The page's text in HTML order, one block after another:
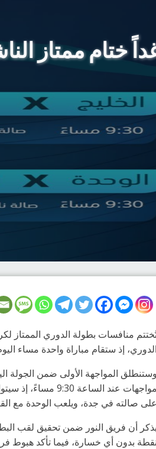
الناشئين بـ 5 مواجهات .. الخليج يواجه
الدوري، إذ ستقام مباراة واحدة مساء اليوم الأربعاء 6 أبريل 2022م، وستستكمل باقي
مواجهات عند
على صالته في جدة، ويلعب الوحدة مع
نقطة بدون أي خسارة، فيما تأكد هبوط